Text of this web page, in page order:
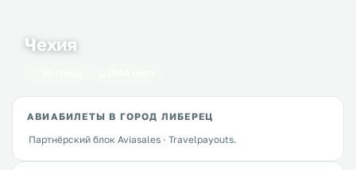
Чехия
АВИАБИЛЕТЫ В ГОРОД ЛИБЕРЕЦ
Партнёрский блок Aviasales · Travelpayouts.